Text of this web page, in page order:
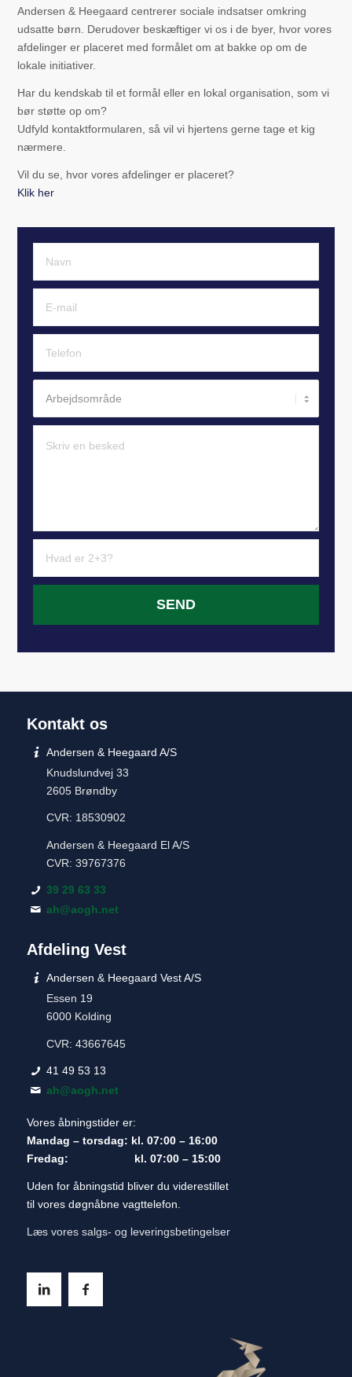
Andersen & Heegaard centrerer sociale indsatser omkring
udsatte børn. Derudover beskæftiger vi os i de byer, hvor vores
afdelinger er placeret med formålet om at bakke op om de
lokale initiativer.
Har du kendskab til et formål eller en lokal organisation, som vi
bør støtte op om?
Udfyld kontaktformularen, så vil vi hjertens gerne tage et kig
nærmere.
Vil du se, hvor vores afdelinger er placeret?
Klik her
Kontakt os
Andersen & Heegaard A/S
Knudslundvej 33
2605 Brøndby
CVR: 18530902
Andersen & Heegaard El A/S
CVR: 39767376
39 29 63 33
ah@aogh.net
Afdeling Vest
Andersen & Heegaard Vest A/S
Essen 19
6000 Kolding
CVR: 43667645
41 49 53 13
ah@aogh.net
Vores åbningstider er:
Mandag – torsdag: kl. 07:00 – 16:00
Fredag: kl. 07:00 – 15:00
Uden for åbningstid bliver du viderestillet
til vores døgnåbne vagttelefon.
Læs vores salgs- og leveringsbetingelser